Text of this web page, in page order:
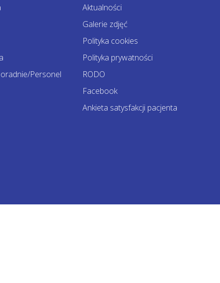
Personel
Aktualności
Galerie zdjęć
Polityka cookies
Polityka prywatności
RODO
Facebook
Ankieta satysfakcji pacjenta